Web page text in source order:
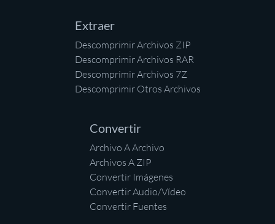
Extraer
Descomprimir Archivos ZIP
Descomprimir Archivos RAR
Descomprimir Archivos 7Z
Descomprimir Otros Archivos
Convertir
Archivo A Archivo
Archivos A ZIP
Convertir Imágenes
Convertir Audio/Vídeo
Convertir Fuentes